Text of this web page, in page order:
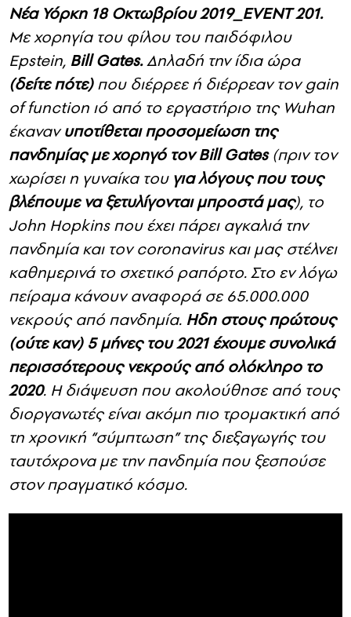
Νέα Υόρκη 18 Οκτωβρίου 2019_ΕVENT 201.
Με χορηγία του φίλου του παιδόφιλου
Epstein, Bill Gates.Δηλαδή την ίδια ώρα
(δείτε πότε)που διέρρεε ή διέρρεαν τον gain
of function ιό από το εργαστήριο της Wuhan
έκανανυποτίθεται προσομείωση της
πανδημίας με χορηγό τον Βill Gates(πριν τον
χωρίσει η γυναίκα τουγια λόγους που τους
βλέπουμε να ξετυλίγονται μπροστά μας), το
John Hopkins που έχει πάρει αγκαλιά την
πανδημία και τον coronavirus και μας στέλνει
καθημερινά το σχετικό ραπόρτο. Στο εν λόγω
πείραμα κάνουν αναφορά σε 65.000.000
νεκρούς από πανδημία. Ηδη στους πρώτους
(ούτε καν) 5 μήνες του 2021 έχουμε συνολικά
περισσότερους νεκρούς από ολόκληρο το
2020. Η διάψευση που ακολούθησε από τους
διοργανωτές είναι ακόμη πιο τρομακτική από
τη χρονική “σύμπτωση” της διεξαγωγής του
ταυτόχρονα με την πανδημία που ξεσπούσε
στον πραγματικό κόσμο.